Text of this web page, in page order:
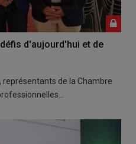
d'aujourd'hui et de
représentants de la Chambre